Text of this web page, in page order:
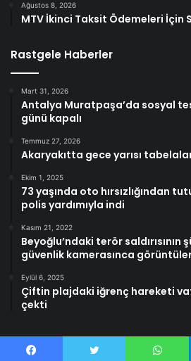
Ağustos 8, 2026
MTV İkinci Taksit Ödemeleri İçin
Rastgele Haberler
Mart 31, 2026
Antalya Muratpaşa’da sosyal
günü kapalı
Temmuz 27, 2026
Akaryakıtta gece yarısı
Ekim 1, 2025
73 yaşında oto hırsızlığından
polis yardımıyla indi
Kasım 21, 2022
Beyoğlu’ndaki terör saldırısının
güvenlik kamerasınca
Eylül 6, 2025
Çiftin plajdaki iğrenç hareketi
çekti